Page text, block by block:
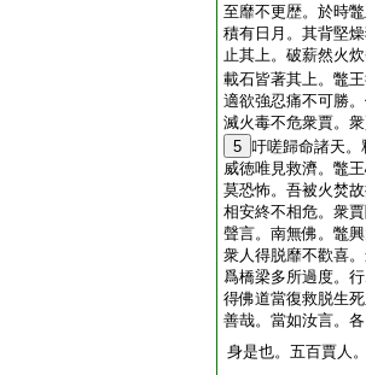
至靡不更歴。於時
積有日月。其背堅
止其上。破薪然火
載石皆著其上。鼈
適欲強忍痛不可勝
滅火毒不危衆賈。
5 吁嗟歸命諸天
威徳唯見救濟。鼈
莫恐怖。吾被火焚
相安終不相危。衆
聲言。南無佛。鼈
衆人得脱靡不歡喜
爲橋梁多所過度。
得佛道當復救脱生
善哉。當如汝言。
身是也。五百賈人